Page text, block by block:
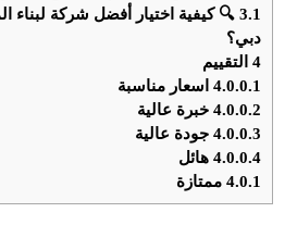
3.1 🔍 كيفية اختيار أفضل شركة لبناء
دبي؟
4 التقييم
4.0.0.1 اسعار مناسبة
4.0.0.2 خبرة عالية
4.0.0.3 جودة عالية
4.0.0.4 هائل
4.0.1 ممتازة